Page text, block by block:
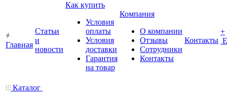
Главная
Статьи
и
новости
Как купить
Условия
оплаты
Условия
доставки
Гарантия
на товар
Компания
О компании
Отзывы
Сотрудники
Контакты
Контакты
+
Каталог